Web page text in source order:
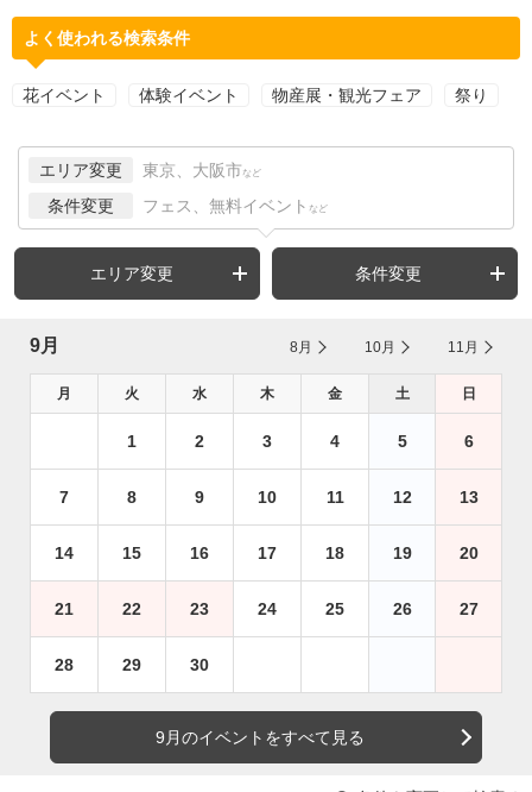
よく使われる検索条件
花イベント 体験イベント 物産展・観光フェア 祭り
エリア変更 東京、大阪市 など
条件変更 フェス、無料イベント など
エリア変更 条件変更
9月 8月 10月 11月
月 火 水 木 金 土 日
1 2 3 4 5 6
7 8 9 10 11 12 13
14 15 16 17 18 19 20
21 22 23 24 25 26 27
28 29 30
9月のイベントをすべて見る